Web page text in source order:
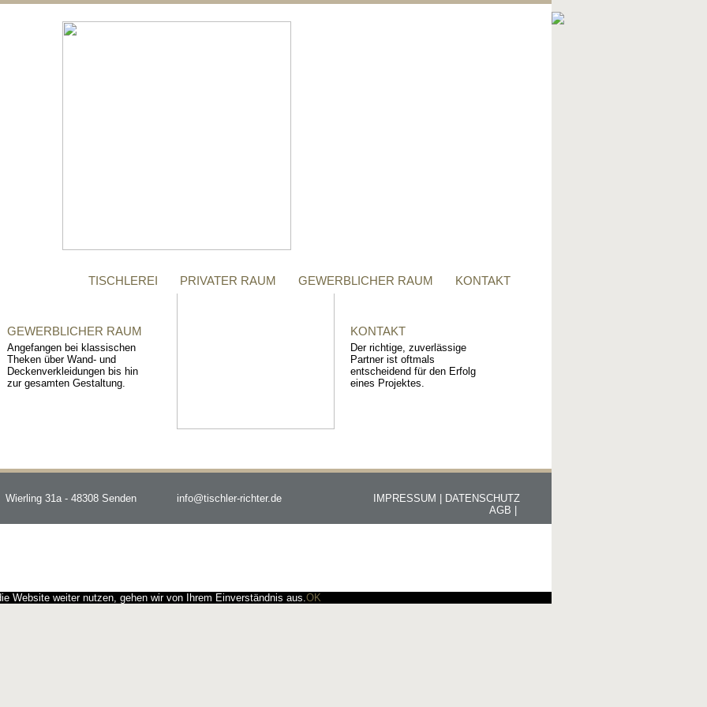
TISCHLEREI PRIVATER RAUM GEWERBLICHER RAUM KONTAKT
GEWERBLICHER RAUM
Angefangen bei klassischen
Theken über Wand- und
Deckenverkleidungen bis hin
zur gesamten Gestaltung.
KONTAKT
Der richtige, zuverlässige
Partner ist oftmals
entscheidend für den Erfolg
eines Projektes.
Wierling 31a - 48308 Senden info@tischler-richter.de DATENSCHUTZ
IMPRESSUM |
AGB |
Website weiter nutzen, gehen wir von Ihrem Einverständnis aus.OK